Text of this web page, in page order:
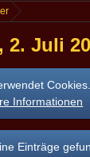
2. Juli
Informationen
Einträge